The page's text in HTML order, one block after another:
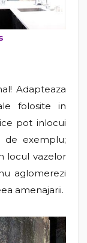
Adapteaza
folosite in
pot inlocui
de exemplu;
locul vazelor
aglomerezi
amenajarii.